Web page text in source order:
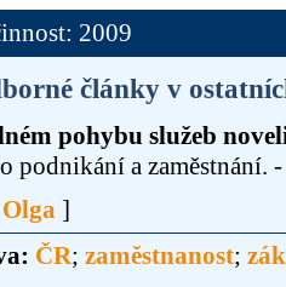
2009
články v
pohybu služeb
podnikání a zaměstnání.
]
ČR; zaměstnanost;